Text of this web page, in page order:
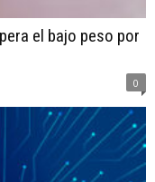
el bajo peso por
0